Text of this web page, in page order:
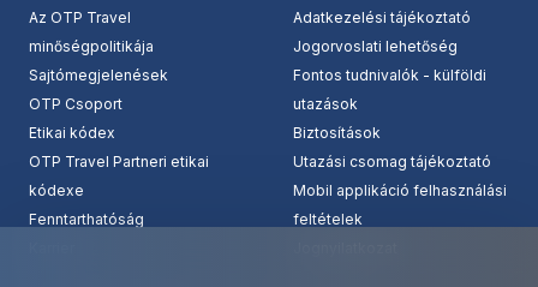
Az OTP Travel
minőségpolitikája
Sajtómegjelenések
OTP Csoport
Etikai kódex
OTP Travel Partneri etikai
kódexe
Fenntarthatóság
Adatkezelési tájékoztató
Jogorvoslati lehetőség
Fontos tudnivalók - külföldi
utazások
Biztosítások
Utazási csomag tájékoztató
Mobil applikáció felhasználási
feltételek